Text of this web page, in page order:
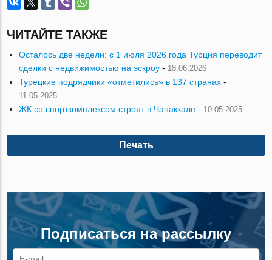
ЧИТАЙТЕ ТАКЖЕ
Осталось две недели: с 1 июля 2026 года Турция переводит
сделки с недвижимостью на эскроу - 18.06.2026
Турецкие подрядчики «отметились» в 137 странах -
11.05.2025
ЖК со спорткомплексом строят в Чанаккале - 10.05.2025
Печать
Подписаться на рассылку